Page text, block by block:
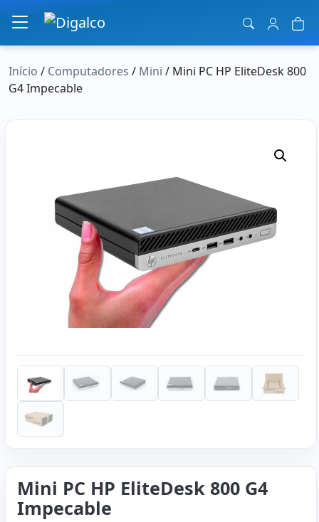
Navegação principal
Início / Computadores / Mini / Mini PC HP EliteDesk 800
G4 Impecable
Mini PC HP EliteDesk 800 G4
Impecable